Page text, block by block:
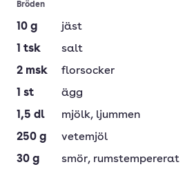
Bröden
10 g
jäst
1 tsk
salt
2 msk
florsocker
1 st
ägg
1,5 dl mjölk, ljummen
250 g
vetemjöl
30 g smör, rumstempererat